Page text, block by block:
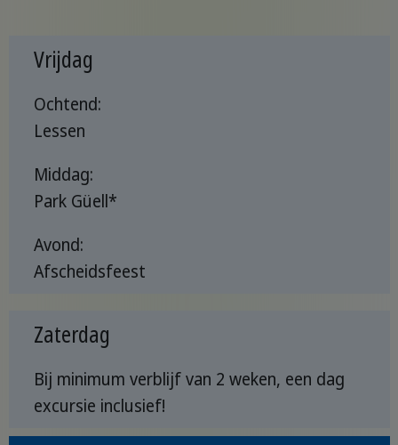
Vrijdag
Ochtend:
Lessen
Middag:
Park Güell*
Avond:
Afscheidsfeest
Zaterdag
Bij minimum verblijf van 2 weken, een dag
excursie inclusief!